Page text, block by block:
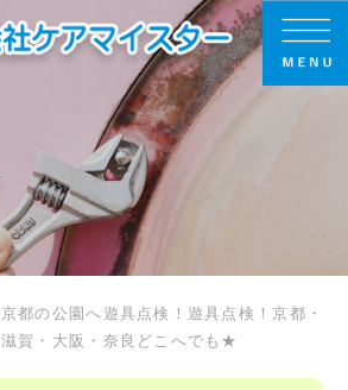
京都の公園へ遊具点検！遊具点検！京都・
滋賀・大阪・奈良どこへでも★